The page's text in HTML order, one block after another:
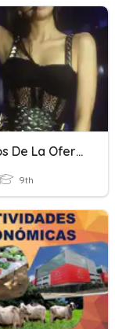
Cambios De La Oferta Y Cantidad Ofertada
9th